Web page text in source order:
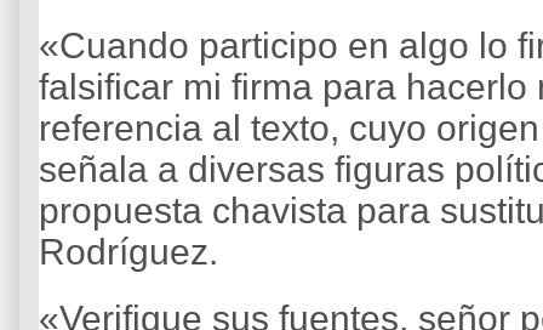
«Cuando participo en algo lo
falsificar mi firma para
referencia al texto, cuyo
señala a diversas figuras
propuesta chavista para
Rodríguez.
«Verifique sus fuentes, señor